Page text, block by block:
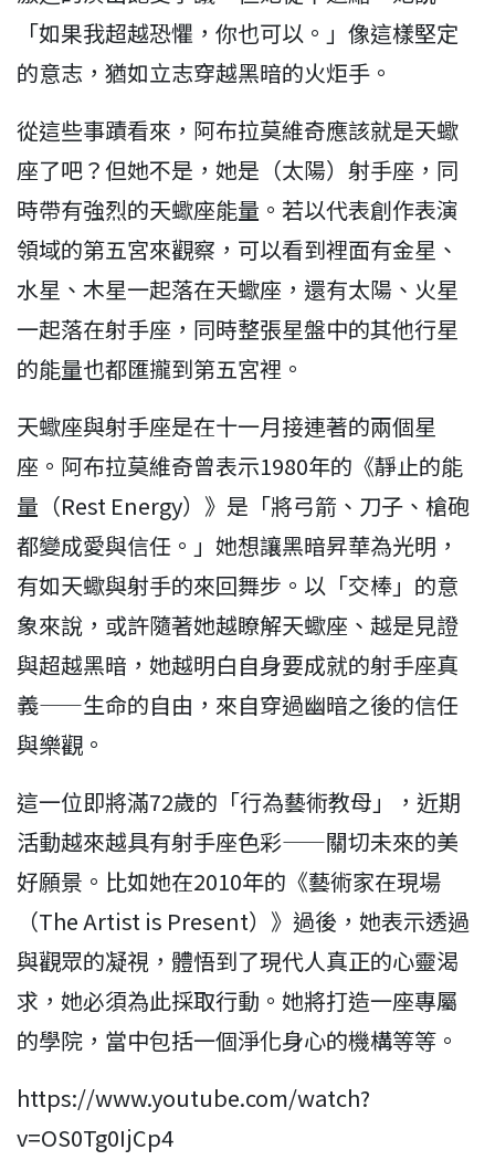
「如果我超越恐懼，你也可以。」像這樣堅定
的意志，猶如立志穿越黑暗的火炬手。
從這些事蹟看來，阿布拉莫維奇應該就是天蠍
座了吧？但她不是，她是（太陽）射手座，同
時帶有強烈的天蠍座能量。若以代表創作表演
領域的第五宮來觀察，可以看到裡面有金星、
水星、木星一起落在天蠍座，還有太陽、火星
一起落在射手座，同時整張星盤中的其他行星
的能量也都匯攏到第五宮裡。
天蠍座與射手座是在十一月接連著的兩個星
座。阿布拉莫維奇曾表示1980年的《靜止的能
量（Rest Energy）》是「將弓箭、刀子、槍砲
都變成愛與信任。」她想讓黑暗昇華為光明，
有如天蠍與射手的來回舞步。以「交棒」的意
象來說，或許隨著她越瞭解天蠍座、越是見證
與超越黑暗，她越明白自身要成就的射手座真
義——生命的自由，來自穿過幽暗之後的信任
與樂觀。
這一位即將滿72歲的「行為藝術教母」，近期
活動越來越具有射手座色彩——關切未來的美
好願景。比如她在2010年的《藝術家在現場
（The Artist is Present）》過後，她表示透過
與觀眾的凝視，體悟到了現代人真正的心靈渴
求，她必須為此採取行動。她將打造一座專屬
的學院，當中包括一個淨化身心的機構等等。
https://www.youtube.com/watch?
v=OS0Tg0IjCp4